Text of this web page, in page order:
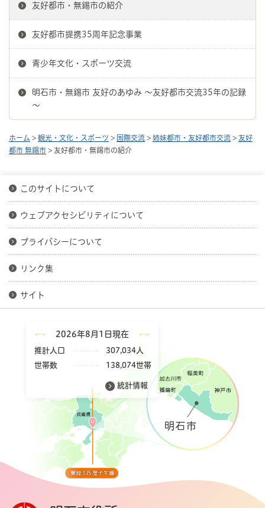
友好都市・無錫市の紹介
友好都市提携35周年記念事業
青少年文化・スポーツ交流
明石市・無錫市 友好のあゆみ ～友好都市交流35年の記録
～
ホーム > 観光・文化・スポーツ > 国際交流 > 姉妹都市・友好都市交流 > 友好
都市 無錫市 > 友好都市・無錫市の紹介
このサイトについて
ウェブアクセシビリティについて
プライバシーについて
リンク集
サイト
2026年8月1日現在
推計人口
307,034人
世帯数
138,074世帯
統計情報